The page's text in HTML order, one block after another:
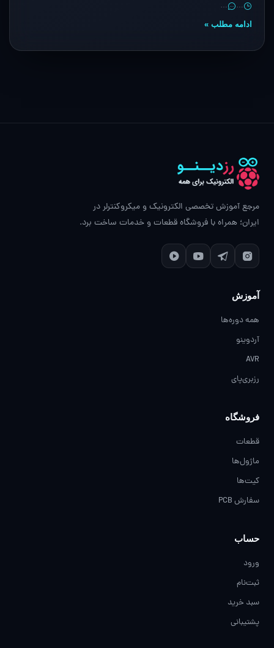
…
…
ادامه مطلب »
مرجع آموزش تخصصی الکترونیک و میکروکنترلر در
ایران؛ همراه با فروشگاه قطعات و خدمات ساخت برد.
آموزش
همه دوره‌ها
آردوینو
AVR
رزبری‌پای
فروشگاه
قطعات
ماژول‌ها
کیت‌ها
سفارش PCB
حساب
ورود
ثبت‌نام
سبد خرید
پشتیبانی